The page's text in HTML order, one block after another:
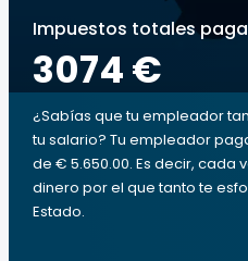
Impuestos totales
3074 €
¿Sabías que tu empleador
tu salario? Tu empleador
de € 5.650.00. Es decir, cada
dinero por el que tanto te
Estado.